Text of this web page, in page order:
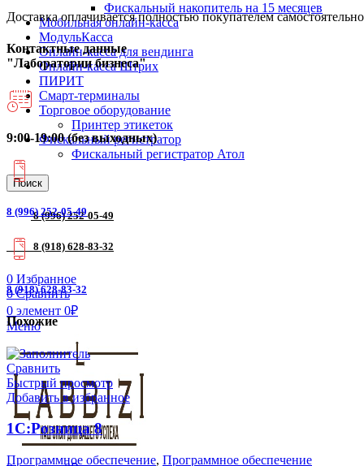
Фискальный накопитель на 15 месяцев
Мобильная онлайн-касса
МодульКасса
Онлайн-касса для вендинга
Онлайн-касса Штрих
ПИРИТ
Смарт-терминалы
Торговое оборудование
Принтер этикеток
Фискальный регистратор
Фискальный регистратор Атол
Поиск
8 (996) 252-05-49
8 (918) 628-83-32
0 Избранное
0 Сравнить
0 элемент 0₽
Меню
Доставка оплачивается полностью покупателем
Контактные данные
"Лаборатории бизнеса"
9:00-19:00 (без выходных)
8 (996) 252-05-49
8 (918) 628-83-32
Похожие
Сравнить
Быстрый просмотр
Добавить в избранное
1С:Розница 8
Программное обеспечение, Программное обеспечение